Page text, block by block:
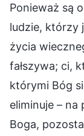
Ponieważ są
ludzie, którzy
życia
fałszywa; ci,
którymi Bóg
eliminuje –
Boga,